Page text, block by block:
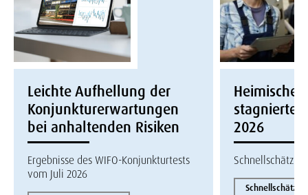
Leichte Aufhellung der
Konjunkturerwartungen
bei anhaltenden Risiken
Ergebnisse des WIFO-Konjunkturtests
vom Juli 2026
Heimische
stagnierte
2026